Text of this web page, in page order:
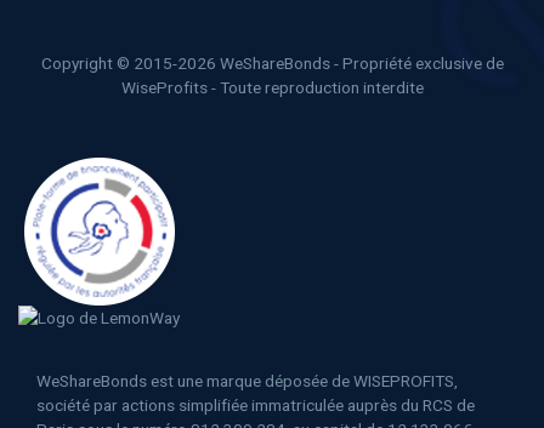
Copyright © 2015-2026 WeShareBonds - Propriété exclusive de
WiseProfits - Toute reproduction interdite
WeShareBonds est une marque déposée de WISEPROFITS,
société par actions simplifiée immatriculée auprès du RCS de